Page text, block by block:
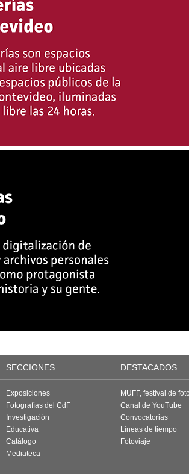
SECCIONES DESTACADOS
Exposiciones
Fotografías del CdF
Investigación
Educativa
Catálogo
Mediateca
MUFF, festival de
Canal de YouTube
Convocatorias
Líneas de tiempo
Fotoviaje